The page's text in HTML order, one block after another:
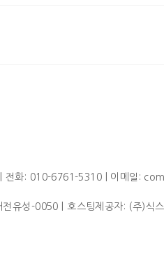
| 전화: 010-6761-5310 | 이메일:
전유성-0050 | 호스팅제공자: (주)식